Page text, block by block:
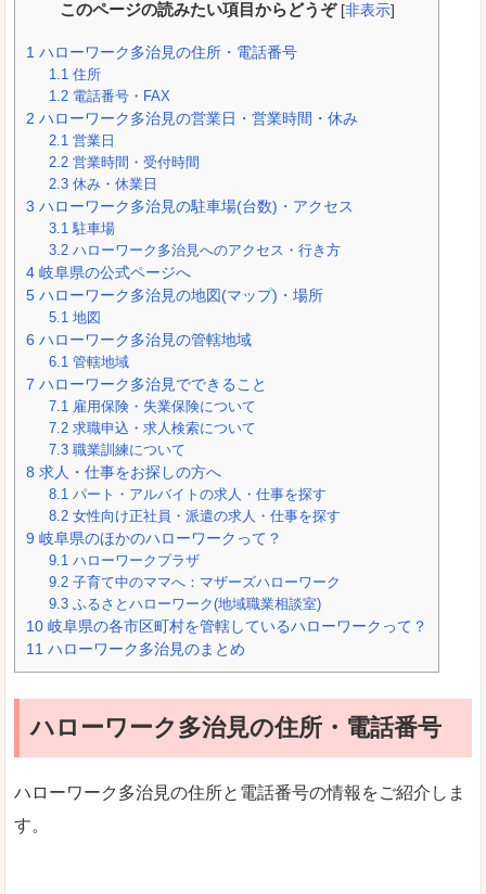
このページの読みたい項目からどうぞ [非表示]
1 ハローワーク多治見の住所・電話番号
1.1 住所
1.2 電話番号・FAX
2 ハローワーク多治見の営業日・営業時間・休み
2.1 営業日
2.2 営業時間・受付時間
2.3 休み・休業日
3 ハローワーク多治見の駐車場(台数)・アクセス
3.1 駐車場
3.2 ハローワーク多治見へのアクセス・行き方
4 岐阜県の公式ページへ
5 ハローワーク多治見の地図(マップ)・場所
5.1 地図
6 ハローワーク多治見の管轄地域
6.1 管轄地域
7 ハローワーク多治見でできること
7.1 雇用保険・失業保険について
7.2 求職申込・求人検索について
7.3 職業訓練について
8 求人・仕事をお探しの方へ
8.1 パート・アルバイトの求人・仕事を探す
8.2 女性向け正社員・派遣の求人・仕事を探す
9 岐阜県のほかのハローワークって？
9.1 ハローワークプラザ
9.2 子育て中のママへ：マザーズハローワーク
9.3 ふるさとハローワーク(地域職業相談室)
10 岐阜県の各市区町村を管轄しているハローワークって？
11 ハローワーク多治見のまとめ
ハローワーク多治見の住所・電話番号
ハローワーク多治見の住所と電話番号の情報をご紹介しま
す。